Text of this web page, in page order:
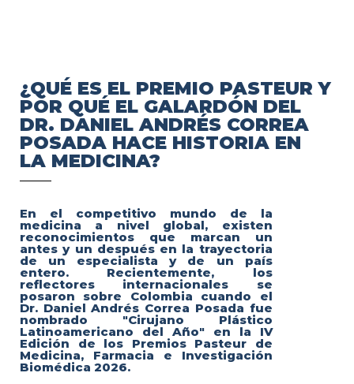
¿QUÉ ES EL PREMIO PASTEUR Y
POR QUÉ EL GALARDÓN DEL
DR. DANIEL ANDRÉS CORREA
POSADA HACE HISTORIA EN
LA MEDICINA?
En el competitivo mundo de la
medicina a nivel global, existen
reconocimientos que marcan un
antes y un después en la trayectoria
de un especialista y de un país
entero. Recientemente, los
reflectores internacionales se
posaron sobre Colombia cuando el
Dr. Daniel Andrés Correa Posada fue
nombrado "Cirujano Plástico
Latinoamericano del Año" en la IV
Edición de los Premios Pasteur de
Medicina, Farmacia e Investigación
Biomédica 2026.